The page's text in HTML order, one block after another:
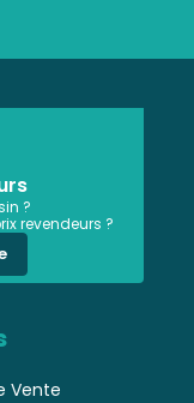
?
revendeurs ?
Vente